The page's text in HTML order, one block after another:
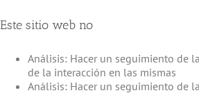
Este sitio web no
Análisis: Hacer un seguimiento de
de la interacción en las mismas
Análisis: Hacer un seguimiento de